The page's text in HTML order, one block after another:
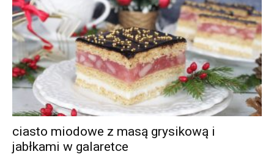
ciasto miodowe z masą grysikową i
jabłkami w galaretce